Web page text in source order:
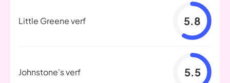
Little Greene verf 5.8
Johnstone's verf 5.5